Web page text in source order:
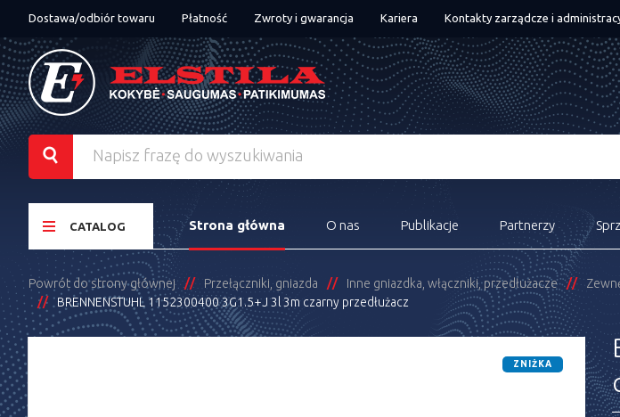
Dostawa/odbiór towaru Płatność Zwroty i gwarancja Kariera Kontakty zarządcze i
CATALOG Strona główna O nas Publikacje Partnerzy
Powrót do strony głównej Przełączniki, gniazda Inne gniazdka, włączniki, przedłużacze
BRENNENSTUHL 1152300400 3G1.5+J 3l 3m czarny przedłużacz
ZNIŻKA